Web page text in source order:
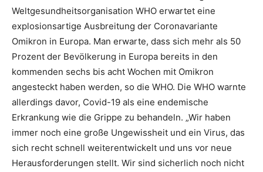
Weltgesundheitsorganisation WHO erwartet eine
explosionsartige Ausbreitung der Coronavariante
Omikron in Europa. Man erwarte, dass sich mehr als 50
Prozent der Bevölkerung in Europa bereits in den
kommenden sechs bis acht Wochen mit Omikron
angesteckt haben werden, so die WHO. Die WHO warnte
allerdings davor, Covid-19 als eine endemische
Erkrankung wie die Grippe zu behandeln. „Wir haben
immer noch eine große Ungewissheit und ein Virus, das
sich recht schnell weiterentwickelt und uns vor neue
Herausforderungen stellt. Wir sind sicherlich noch nicht